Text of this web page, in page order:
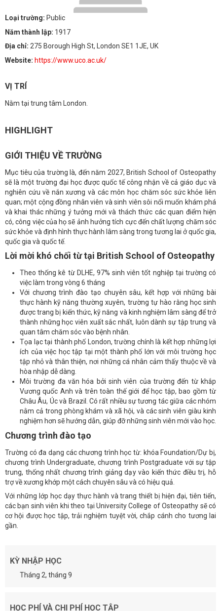
Loại trường: Public
Năm thành lập: 1917
Địa chỉ: 275 Borough High St, London SE1 1JE, UK
Website: https://www.uco.ac.uk/
VỊ TRÍ
Nằm tại trung tâm London.
HIGHLIGHT
GIỚI THIỆU VỀ TRƯỜNG
Mục tiêu của trường là, đến năm 2027, British School of Osteopathy
sẽ là một trường đại học được quốc tế công nhận về cả giáo dục và
nghiên cứu về nắn xương và các môn học chăm sóc sức khỏe liên
quan; một cộng đồng nhân viên và sinh viên sôi nổi muốn khám phá
và khai thác những ý tưởng mới và thách thức các quan điểm hiện
có, công việc của họ sẽ ảnh hưởng tích cực đến chất lượng chăm sóc
sức khỏe và định hình thực hành lâm sàng trong tương lai ở quốc gia,
quốc gia và quốc tế.
Lời mời khó chối từ tại British School of Osteopathy
Theo thống kê từ DLHE, 97% sinh viên tốt nghiệp tại trường có
việc làm trong vòng 6 tháng
Với chương trình đào tạo chuyên sâu, kết hợp với những bài
thực hành kỹ năng thường xuyên, trường tự hào rằng học sinh
được trang bị kiến thức, kỹ năng và kinh nghiệm lâm sàng để trở
thành những học viên xuất sắc nhất, luôn dành sự tập trung và
quan tâm chăm sóc vào bệnh nhân.
Tọa lạc tại thành phố London, trường chính là kết hợp những lợi
ích của việc học tập tại một thành phố lớn với môi trường học
tập nhỏ và thân thiện, nơi những cá nhân cảm thấy thuộc về và
hòa nhập dễ dàng.
Môi trường đa văn hóa bởi sinh viên của trường đến từ khắp
Vương quốc Anh và trên toàn thế giới để học tập, bao gồm từ
Châu Âu, Úc và Brazil. Có rất nhiều sự tương tác giữa các nhóm
nằm cả trong phòng khám và xã hội, và các sinh viên giàu kinh
nghiệm hơn sẽ hướng dẫn, giúp đỡ những sinh viên mới vào học.
Chương trình đào tạo
Trường có đa dạng các chương trình học từ: khóa Foundation/Dự bị,
chương trình Undergraduate, chương trình Postgraduate với sự tập
trung, thống nhất chương trình giảng dạy vào kiến thức điều trị, hỗ
trợ về xương khớp một cách chuyên sâu và có hiệu quả.
Với những lớp học dạy thực hành và trang thiết bị hiện đại, tiên tiến,
các bạn sinh viên khi theo tại University College of Osteopathy sẽ có
cơ hội được học tập, trải nghiệm tuyệt vời, chắp cánh cho tương lai
gần.
KỲ NHẬP HỌC
Tháng 2, tháng 9
HỌC PHÍ VÀ CHI PHÍ HỌC TẬP